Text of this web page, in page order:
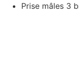
Prise mâles 3